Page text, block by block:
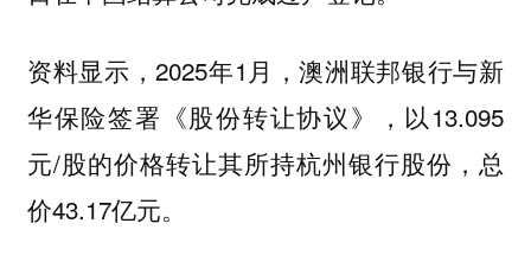
资料显示，2025年1月，澳洲联邦银行与新
华保险签署《股份转让协议》，以13.095
元/股的价格转让其所持杭州银行股份，总
价43.17亿元。